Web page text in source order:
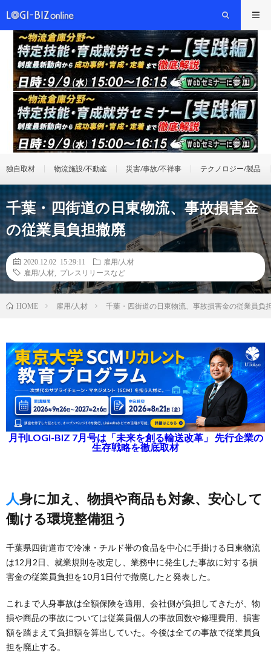
独自取材 物流施設/不動産 災害/事故/不祥事 テクノロジー/製品
千葉・四街道の日東物流、事故損害金
の従業員負担撤廃
2020.12.02 15:29:11
雇用/人材
雇用/人材
プレスリリースなど
HOME 雇用/人材 千葉・四街道の日東物流、事故損害金の従業員負
月刊LOGI-BIZ 7月号は「未来を創る輸送改革」 先行企業の
生存戦略を徹底取材
人身に加え、物損や商品も対象、安心して
働ける環境整備狙う
千葉県四街道市で冷凍・チルド帯の食品を中心に手掛ける日東物流
は12月2日、就業規則を改定し、業務中に発生した事故に対する損
害金の従業員負担を10月1日付で撤廃したと発表した。
これまで人身事故は全額保険を適用、会社側が負担してきたが、物
損や商品の事故については従業員個人の事故回数や修理費用、損害
額を踏まえて負担額を算出していた。今後は全ての事故で従業員負
担を廃止する。